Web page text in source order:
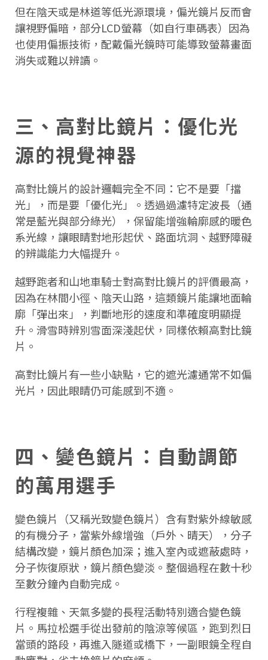
但在陰天或是林道等低光源環境，偏光鏡片反而會
讓視野偏暗，部分LCD螢幕（如自行車碼表）因為
也使用偏振技術，配戴偏光鏡時可能導致螢幕畫面
消失或難以辨讀。
三、高對比鏡片：優化光
源的視覺神器
高對比鏡片的設計邏輯完全不同：它不是要「擋
光」，而是要「優化光」。透過過濾特定波長（通
常是藍光與部分綠光），保留能增強輪廓感的暖色
系光線，讓眼睛對地形起伏、路面坑洞、越野障礙
的辨識能力大幅提升。
越野跑者和山地車騎士對高對比鏡片的評價最高，
因為在林間小徑、陰天山路，這類鏡片能讓地面輪
廓「彈出來」，判斷地形的速度和準確度明顯提
升。滑雪時辨別雪面深淺起伏，同樣依賴高對比鏡
片。
高對比鏡片有一些小缺點，它的遮光濾通常不如偏
光片，因此眼睛仍可能感到不適。
四、變色鏡片：自動調節
的萬用選手
變色鏡片（又稱光致變色鏡片）含有對紫外線敏感
的有機分子，當紫外線增強（戶外、晴天），分子
結構改變，鏡片顏色加深；進入室內或遮蔽處時，
分子恢復原狀，鏡片顏色變淡。整個過程在數十秒
至數分鐘內自動完成。
行程複雜、天氣多變的長程活動特別適合變色鏡
片。馬拉松選手從出發前的陰涼等候區，跑到烈日
當頭的路段，再進入隧道或橋下，一副眼鏡全程自